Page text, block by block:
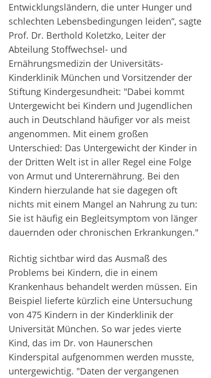
Entwicklungsländern, die unter Hunger und
schlechten Lebensbedingungen leiden“, sagte
Prof. Dr. Berthold Koletzko, Leiter der
Abteilung Stoffwechsel- und
Ernährungsmedizin der Universitäts-
Kinderklinik München und Vorsitzender der
Stiftung Kindergesundheit: "Dabei kommt
Untergewicht bei Kindern und Jugendlichen
auch in Deutschland häufiger vor als meist
angenommen. Mit einem großen
Unterschied: Das Untergewicht der Kinder in
der Dritten Welt ist in aller Regel eine Folge
von Armut und Unterernährung. Bei den
Kindern hierzulande hat sie dagegen oft
nichts mit einem Mangel an Nahrung zu tun:
Sie ist häufig ein Begleitsymptom von länger
dauernden oder chronischen Erkrankungen."
Richtig sichtbar wird das Ausmaß des
Problems bei Kindern, die in einem
Krankenhaus behandelt werden müssen. Ein
Beispiel lieferte kürzlich eine Untersuchung
von 475 Kindern in der Kinderklinik der
Universität München. So war jedes vierte
Kind, das im Dr. von Haunerschen
Kinderspital aufgenommen werden musste,
untergewichtig. "Daten der vergangenen